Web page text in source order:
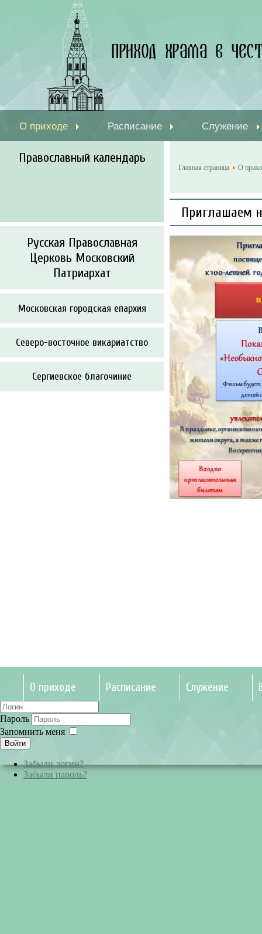
О приходе Расписание Служение
Православный календарь
Русская Православная
Церковь Московский
Патриархат
Московская городская епархия
Северо-восточное викариатство
Сергиевское благочиние
Главная страница О
Приглашаем
О приходе Расписание Служение
Пароль
Запомнить меня
Войти
Забыли логин?
Забыли пароль?